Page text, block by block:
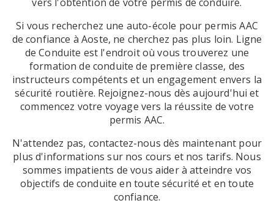
Si vous recherchez une auto-école pour permis AAC
de confiance à Aoste, ne cherchez pas plus loin. Ligne
de Conduite est l'endroit où vous trouverez une
formation de conduite de première classe, des
instructeurs compétents et un engagement envers la
sécurité routière. Rejoignez-nous dès aujourd'hui et
commencez votre voyage vers la réussite de votre
permis AAC.
N'attendez pas, contactez-nous dès maintenant pour
plus d'informations sur nos cours et nos tarifs. Nous
sommes impatients de vous aider à atteindre vos
objectifs de conduite en toute sécurité et en toute
confiance.